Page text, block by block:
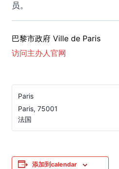
员。
巴黎市政府 Ville de Paris
访问主办人官网
Paris
Paris, 75001
法国
添加到calendar